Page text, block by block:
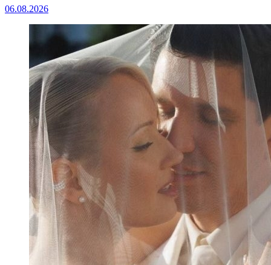
06.08.2026